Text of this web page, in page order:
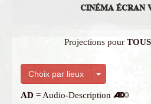
CINÉMA ÉCRAN